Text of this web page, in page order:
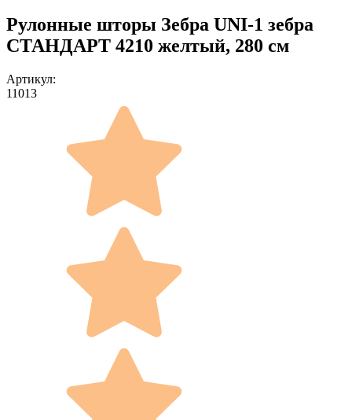
Рулонные шторы Зебра UNI-1 зебра
СТАНДАРТ 4210 желтый, 280 см
Артикул:
11013